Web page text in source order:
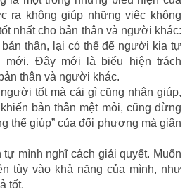
ra không giúp những việc không
nhất cho bản thân và người khác:
thân, lại có thể để người kia tự
mới. Đây mới là biểu hiện trách
thân và người khác.
tốt mà cái gì cũng nhận giúp,
bản thân mệt mỏi, cũng đừng
thể giúp” của đối phương mà giận
mình nghĩ cách giải quyết. Muốn
tùy vào khả năng của mình, như
tốt.